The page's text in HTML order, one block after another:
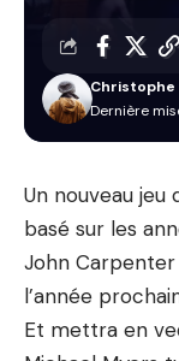
Dernière
Christophe
Un nouveau jeu
basé sur les
John
l’année
Et mettra en